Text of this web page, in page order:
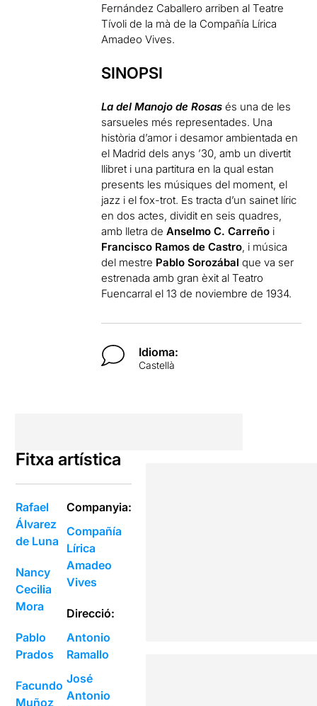
Fernández Caballero arriben al Teatre
Tívoli de la mà de la Compañía Lírica
Amadeo Vives.
SINOPSI
La del Manojo de Rosas és una de les
sarsueles més representades. Una
història d’amor i desamor ambientada en
el Madrid dels anys ’30, amb un divertit
llibret i una partitura en la qual estan
presents les músiques del moment, el
jazz i el fox-trot. Es tracta d’un sainet líric
en dos actes, dividit en seis quadres,
amb lletra deAnselmo C. Carreño i
Francisco Ramos de Castro, i música
del mestre Pablo Sorozábal que va ser
estrenada amb gran èxit al Teatro
Fuencarral el 13 de noviembre de 1934.
Idioma:
Castellà
Fitxa artística
Rafael
Álvarez
de Luna
Nancy
Cecilia
Mora
Pablo
Prados
Facundo
Muñoz
Companyia:
Compañía
Lírica
Amadeo
Vives
Direcció:
Antonio
Ramallo
José
Antonio